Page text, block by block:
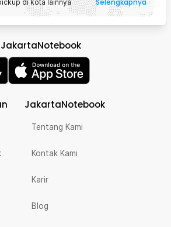
di kota lainnya Selengkapnya
JakartaNotebook
Tentang Kami
Kontak Kami
Karir
Blog